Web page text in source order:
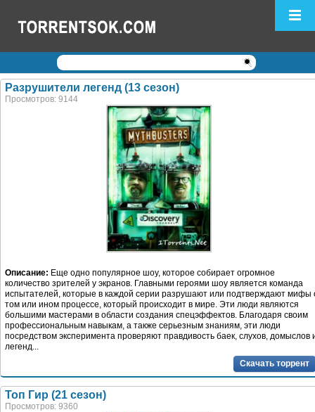
Логин: Пароль:
Регистрация|Забыли пароль?
Разрушители легенд (13 сезон)
Просмотров: 9144
Описание: Еще одно популярное шоу, которое собирает огромное
количество зрителей у экранов. Главными героями шоу является команда
испытателей, которые в каждой серии разрушают или подтверждают мифы
том или ином процессе, который происходит в мире. Эти люди являются
большими мастерами в области создания спецэффектов. Благодаря своим
профессиональным навыкам, а также серьезным знаниям, эти люди
посредством эксперимента проверяют правдивость баек, слухов, домыслов
легенд...
Скачать торрент
Топ Гир (21 сезон)
Просмотров: 9360